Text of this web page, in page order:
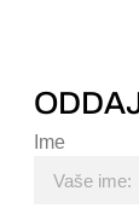
Ime